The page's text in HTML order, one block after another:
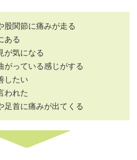
股関節に痛みが走る
ある
が気になる
がっている感じがする
したい
われた
足首に痛みが出てくる